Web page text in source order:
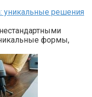
уникальные решения
формы,